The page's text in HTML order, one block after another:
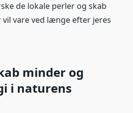
de lokale perler og skab
vare ved længe efter jeres
minder og
i naturens